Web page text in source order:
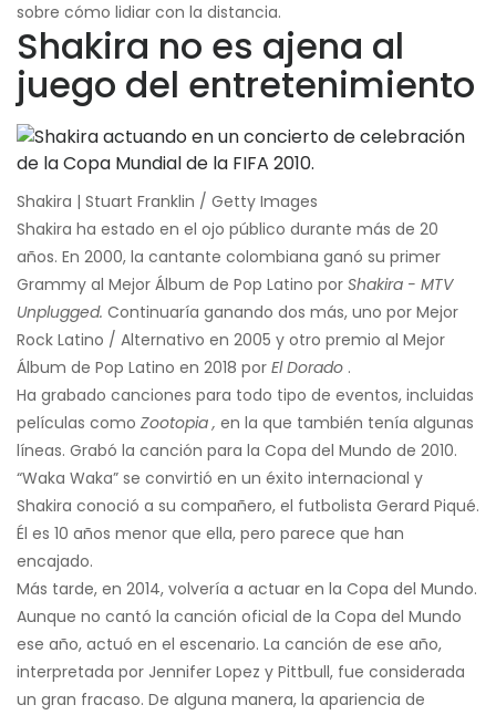
sobre cómo lidiar con la distancia.
Shakira no es ajena al
juego del entretenimiento
Shakira | Stuart Franklin / Getty Images
Shakira ha estado en el ojo público durante más de 20
años. En 2000, la cantante colombiana ganó su primer
Grammy al Mejor Álbum de Pop Latino por Shakira - MTV
Unplugged. Continuaría ganando dos más, uno por Mejor
Rock Latino / Alternativo en 2005 y otro premio al Mejor
Álbum de Pop Latino en 2018 por El Dorado .
Ha grabado canciones para todo tipo de eventos, incluidas
películas como Zootopia , en la que también tenía algunas
líneas. Grabó la canción para la Copa del Mundo de 2010.
“Waka Waka” se convirtió en un éxito internacional y
Shakira conoció a su compañero, el futbolista Gerard Piqué.
Él es 10 años menor que ella, pero parece que han
encajado.
Más tarde, en 2014, volvería a actuar en la Copa del Mundo.
Aunque no cantó la canción oficial de la Copa del Mundo
ese año, actuó en el escenario. La canción de ese año,
interpretada por Jennifer Lopez y Pittbull, fue considerada
un gran fracaso. De alguna manera, la apariencia de